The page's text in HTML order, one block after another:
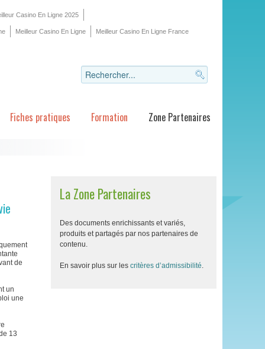
Casino En Ligne 2025
Meilleur Casino En Ligne Meilleur Casino En Ligne France
Fiches pratiques Formation Zone Partenaires
de
un
une
13
La Zone Partenaires
Des documents enrichissants et variés,
produits et partagés par nos partenaires de
contenu.
En savoir plus sur les critères d’admissibilité.